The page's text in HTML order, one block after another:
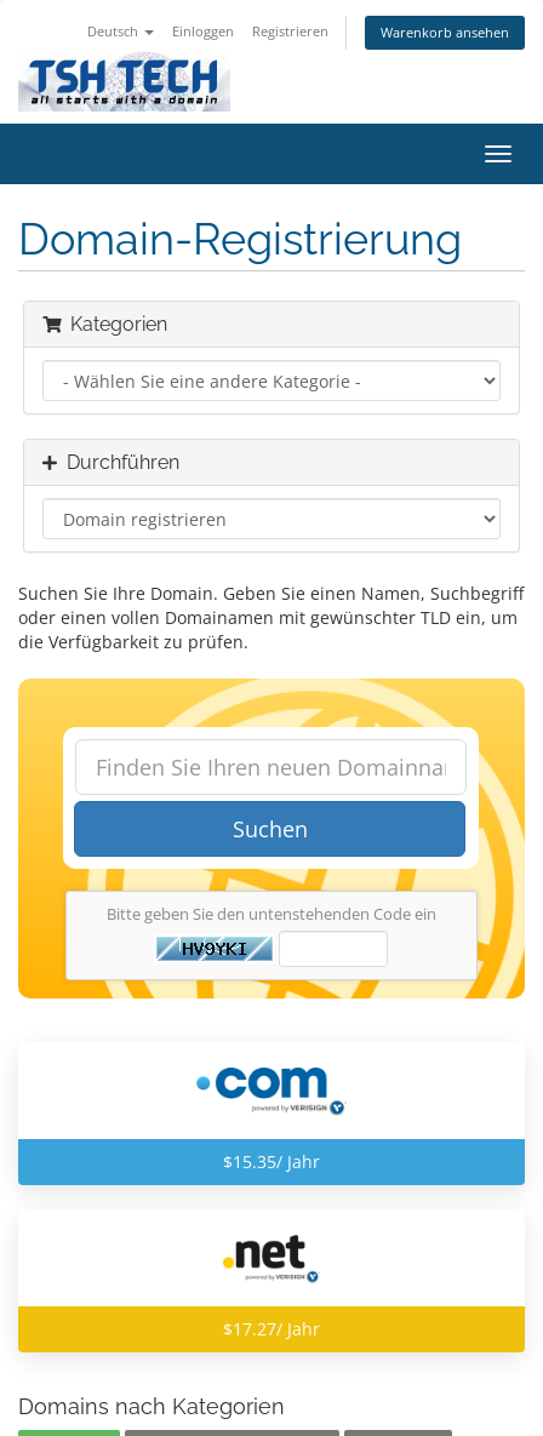
Deutsch Einloggen Registrieren Warenkorb ansehen
ein-/
Domain-Registrierung
Kategorien
Durchführen
Suchen Sie Ihre Domain. Geben Sie einen Namen, Suchbegriff
oder einen vollen Domainamen mit gewünschter TLD ein, um
die Verfügbarkeit zu prüfen.
Suchen
Bitte geben Sie den untenstehenden Code ein
$15.35/ Jahr
$17.27/ Jahr
Domains nach Kategorien